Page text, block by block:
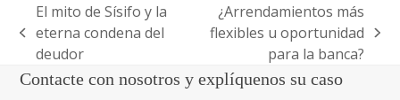
previous
post:
El mito de Sísifo y la
eterna condena del
deudor
next
¿Arrendamientos más
flexibles u oportunidad
para la banca?
Contacte con nosotros y explíquenos su caso